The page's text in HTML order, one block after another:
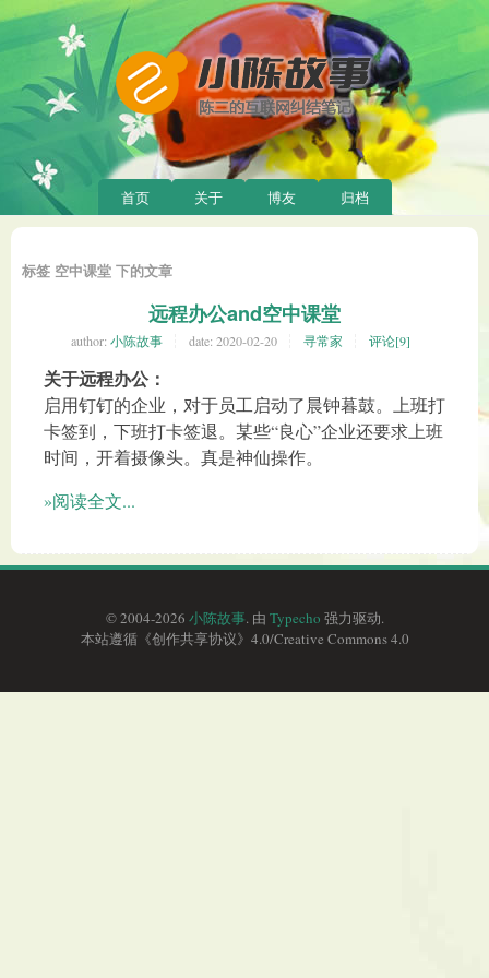
首页 关于 博友 归档
标签 空中课堂 下的文章
远程办公and空中课堂
author: 小陈故事 date: 2020-02-20 寻常家 评论[9]
关于远程办公：
启用钉钉的企业，对于员工启动了晨钟暮鼓。上班打
卡签到，下班打卡签退。某些“良心”企业还要求上班
时间，开着摄像头。真是神仙操作。
»阅读全文...
© 2004-2026 小陈故事. 由 Typecho 强力驱动.
本站遵循《创作共享协议》4.0/Creative Commons 4.0